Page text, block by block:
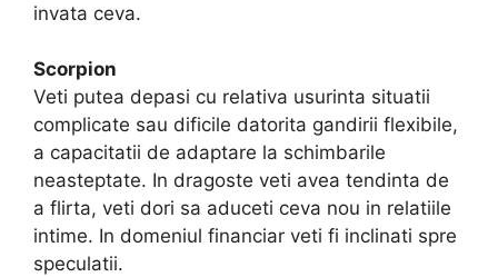
invata ceva.
Scorpion
Veti putea depasi cu relativa usurinta situatii
complicate sau dificile datorita gandirii flexibile,
a capacitatii de adaptare la schimbarile
neasteptate. In dragoste veti avea tendinta de
a flirta, veti dori sa aduceti ceva nou in relatiile
intime. In domeniul financiar veti fi inclinati spre
speculatii.